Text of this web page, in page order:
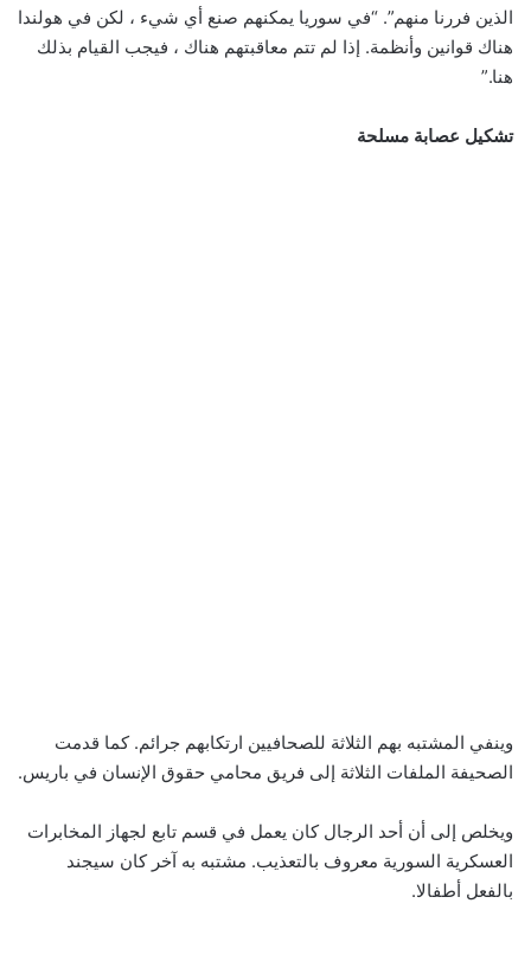
الذين فررنا منهم”. “في سوريا يمكنهم صنع أي شيء ، لكن في هولندا
هناك قوانين وأنظمة. إذا لم تتم معاقبتهم هناك ، فيجب القيام بذلك
هنا.”
تشكيل عصابة مسلحة
وينفي المشتبه بهم الثلاثة للصحافيين ارتكابهم جرائم. كما قدمت
الصحيفة الملفات الثلاثة إلى فريق محامي حقوق الإنسان في باريس.
ويخلص إلى أن أحد الرجال كان يعمل في قسم تابع لجهاز المخابرات
العسكرية السورية معروف بالتعذيب. مشتبه به آخر كان سيجند
بالفعل أطفالا.